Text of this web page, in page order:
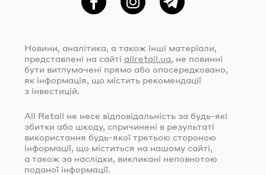
ФейсбукInstagramTelegram
Новини, аналітика, а також інші матеріали,
представлені на сайті allretail.ua, не повинні
бути витлумачені прямо або опосередковано,
як інформація, що містить рекомендації
з інвестицій.
All Retail не несе відповідальність за будь-які
збитки або шкоду, спричинені в результаті
використання будь-якої третьою стороною
інформації, що міститься на нашому сайті,
а також за наслідки, викликані неповнотою
поданої інформації.